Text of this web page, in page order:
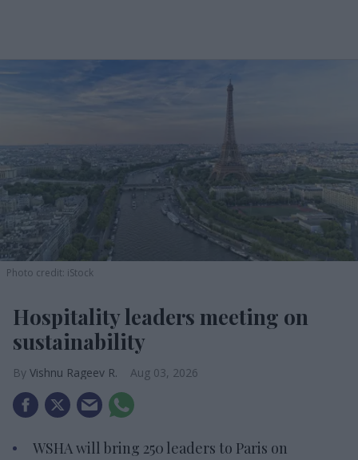
Photo credit: iStock
Hospitality leaders meeting on
sustainability
Vishnu Rageev R. Aug 03, 2026
WSHA will bring 250 leaders to Paris on